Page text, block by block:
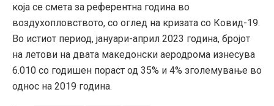
која се смета за референтна година во
воздухопловството, со оглед на кризата со Ковид-19.
Во истиот период, јануари-април 2023 година, бројот
на летови на двата македонски аеродрома изнесува
6.010 со годишен пораст од 35% и 4% зголемување во
однос на 2019 година.